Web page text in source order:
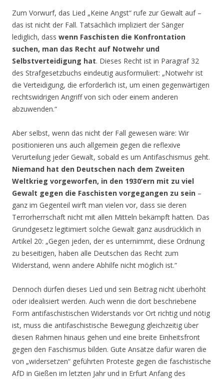
Zum Vorwurf, das Lied „Keine Angst“ rufe zur Gewalt auf –
das ist nicht der Fall. Tatsächlich impliziert der Sänger
lediglich, dass wenn Faschisten die Konfrontation
suchen, man das Recht auf Notwehr und
Selbstverteidigung hat. Dieses Recht ist in Paragraf 32
des Strafgesetzbuchs eindeutig ausformuliert: „Notwehr ist
die Verteidigung, die erforderlich ist, um einen gegenwärtigen
rechtswidrigen Angriff von sich oder einem anderen
abzuwenden.“
Aber selbst, wenn das nicht der Fall gewesen wäre: Wir
positionieren uns auch allgemein gegen die reflexive
Verurteilung jeder Gewalt, sobald es um Antifaschismus geht.
Niemand hat den Deutschen nach dem Zweiten
Weltkrieg vorgeworfen, in den 1930’ern mit zu viel
Gewalt gegen die Faschisten vorgegangen zu sein –
ganz im Gegenteil wirft man vielen vor, dass sie deren
Terrorherrschaft nicht mit allen Mitteln bekämpft hatten. Das
Grundgesetz legitimiert solche Gewalt ganz ausdrücklich in
Artikel 20: „Gegen jeden, der es unternimmt, diese Ordnung
zu beseitigen, haben alle Deutschen das Recht zum
Widerstand, wenn andere Abhilfe nicht möglich ist.“
Dennoch dürfen dieses Lied und sein Beitrag nicht überhöht
oder idealisiert werden. Auch wenn die dort beschriebene
Form antifaschistischen Widerstands vor Ort richtig und nötig
ist, muss die antifaschistische Bewegung gleichzeitig über
diesen Rahmen hinaus gehen und eine breite Einheitsfront
gegen den Faschismus bilden. Gute Ansätze dafür waren die
von „widersetzen“ geführten Proteste gegen die faschistische
AfD in Gießen im letzten Jahr und in Erfurt Anfang des